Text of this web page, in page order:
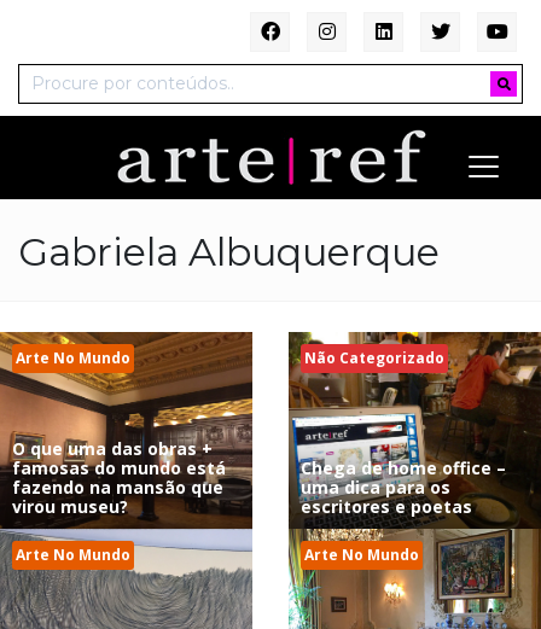
Gabriela Albuquerque
Arte No Mundo
O que uma das obras +
famosas do mundo está
fazendo na mansão que
virou museu?
Não Categorizado
Chega de home office –
uma dica para os
escritores e poetas
Arte No Mundo Arte No Mundo